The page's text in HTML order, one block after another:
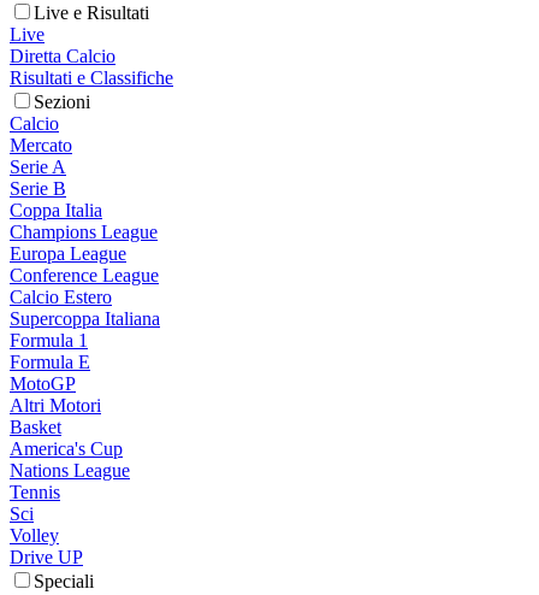
Live e Risultati
Live
Diretta Calcio
Risultati e Classifiche
Sezioni
Calcio
Mercato
Serie A
Serie B
Coppa Italia
Champions League
Europa League
Conference League
Calcio Estero
Supercoppa Italiana
Formula 1
Formula E
MotoGP
Altri Motori
Basket
America's Cup
Nations League
Tennis
Sci
Volley
Drive UP
Speciali